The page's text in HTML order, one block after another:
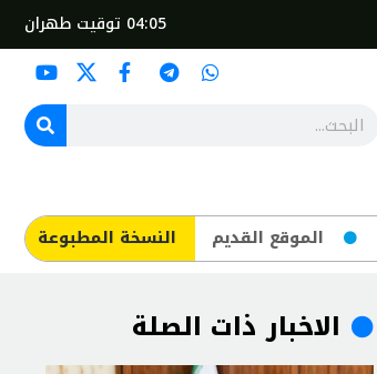
04:05 توقيت طهران
الموقع القديم ​النسخة المطبوعة
الاخبار ذات الصلة